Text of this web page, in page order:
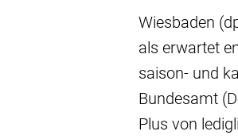
Wiesbaden
als erwartet
saison- und
Bundesamt
Plus von